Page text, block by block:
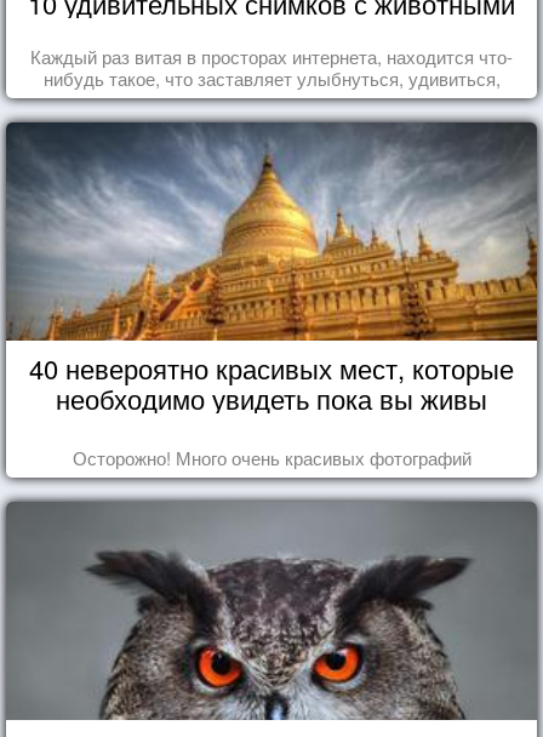
Каждый раз витая в просторах интернета, находится что-
нибудь такое, что заставляет улыбнуться, удивиться,
восхититься...
40 невероятно красивых мест, которые
необходимо увидеть пока вы живы
Осторожно! Много очень красивых фотографий